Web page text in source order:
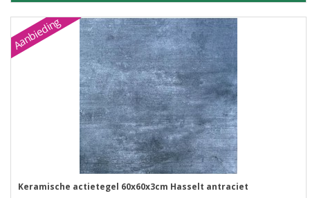
Aanbieding
Keramische actietegel 60x60x3cm Hasselt antraciet